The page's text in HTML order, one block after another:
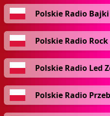
Polskie Radio
Polskie Radio
Polskie Radio Led
Polskie Radio